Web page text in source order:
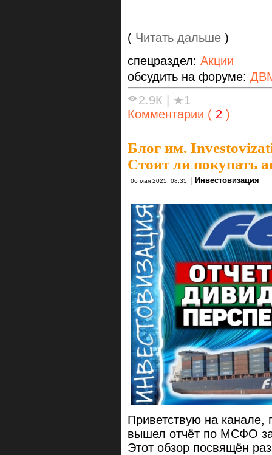
( Читать дальше )
спецраздел: Акции
обсудить на форуме:
2.9К
★1
Комментарии ( 2 )
Блог им.
Стоит ли покупать
06 мая 2025, 08:35 Инвестовизация
Приветствую на
вышел отчёт по МСФО
Этот обзор посвящён